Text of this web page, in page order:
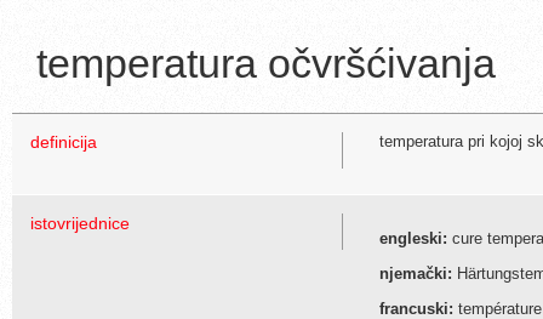
temperatura očvršćivanja
definicija temperatura pri kojoj
istovrijednice
engleski: cure
njemački:
francuski: